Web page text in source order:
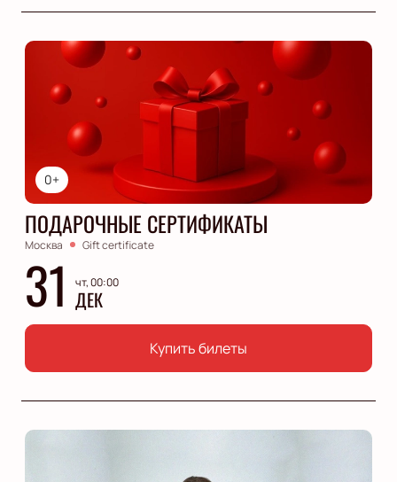
0+
ПОДАРОЧНЫЕ СЕРТИФИКАТЫ
Москва Gift certificate
31 чт, 00:00
ДЕК
Купить билеты